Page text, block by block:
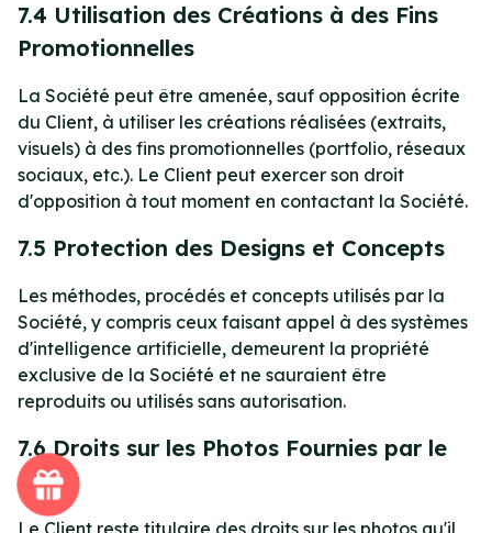
7.4 Utilisation des Créations à des Fins
Promotionnelles
La Société peut être amenée, sauf opposition écrite
du Client, à utiliser les créations réalisées (extraits,
visuels) à des fins promotionnelles (portfolio, réseaux
sociaux, etc.). Le Client peut exercer son droit
d'opposition à tout moment en contactant la Société.
7.5 Protection des Designs et Concepts
Les méthodes, procédés et concepts utilisés par la
Société, y compris ceux faisant appel à des systèmes
d'intelligence artificielle, demeurent la propriété
exclusive de la Société et ne sauraient être
reproduits ou utilisés sans autorisation.
7.6 Droits sur les Photos Fournies par le
Client
Le Client reste titulaire des droits sur les photos qu'il